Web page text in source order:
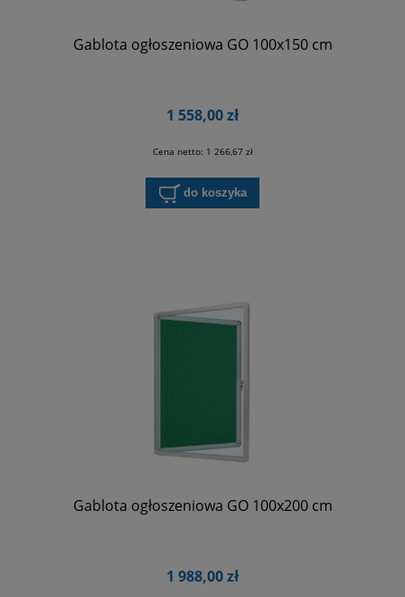
Gablota ogłoszeniowa GO 100x150 cm
1 558,00 zł
Cena netto: 1 266,67 zł
do koszyka
Gablota ogłoszeniowa GO 100x200 cm
1 988,00 zł